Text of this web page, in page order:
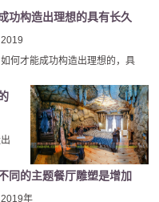
功构造出理想的具有长久
洞主题酒店呢
何才能成功构造出理想的，具
呢?北京厂家从事多年山洞主题
业，有以下有几点经验想和大家
同的主题餐厅雕塑是增加
重要手段
年